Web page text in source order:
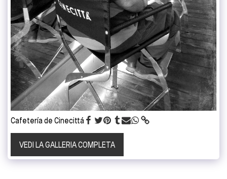
Cafetería de Cinecittá
VEDI LA GALLERIA COMPLETA